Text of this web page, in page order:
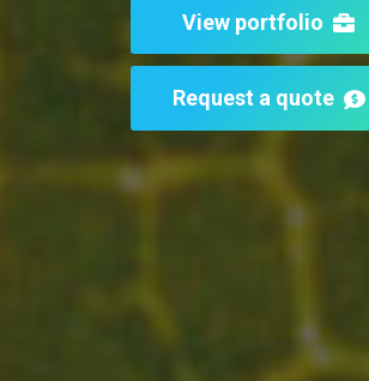
View portfolio
Request a quote